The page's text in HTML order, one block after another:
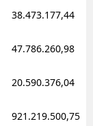
38.473.177,44
47.786.260,98
20.590.376,04
921.219.500,75